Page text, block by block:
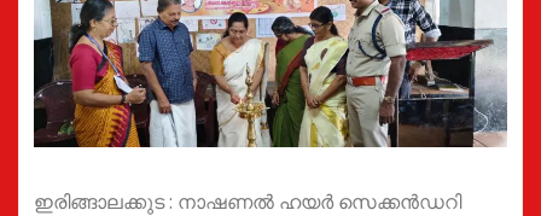
ഇരിങ്ങാലക്കുട : നാഷണൽ ഹയർ സെക്കൻഡറി